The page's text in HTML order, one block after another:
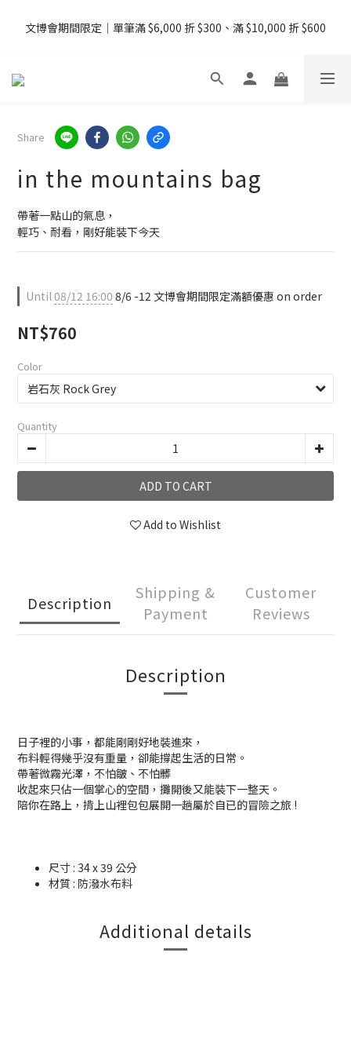
免運
文博會期間限定｜單筆滿 $6,000 折 $300、滿 $10,000 折 $600
08/07 - 09  台灣下單即免運 ・港澳滿 USD99、新加坡滿 USD199
Share
in the mountains bag
帶著一點山的氣息，
輕巧、耐看，剛好能裝下今天
Until08/12 16:00 8/6 -12 文博會期間限定滿額優惠 on order
NT$760
Color
Quantity
ADD TO CART
Add to Wishlist
Description
Shipping &
Payment
Customer
Reviews
Description
日子裡的小事，都能剛剛好地裝進來，
布料輕得幾乎沒有重量，卻能撐起生活的日常。
帶著微霧光澤，不怕皺、不怕髒
收起來只佔一個掌心的空間，攤開後又能裝下一整天。
陪你在路上，揹上山裡包包展開一趟屬於自已的冒險之旅 !
尺寸 : 34 x 39 公分
材質 : 防潑水布料
Additional details